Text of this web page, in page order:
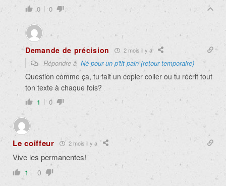
0 0
Demande de précision 2 mois il y a
Répondre à Né pour un p'tit pain (retour temporaire)
Question comme ça, tu fait un copier coller ou tu récrit tout
ton texte à chaque fois?
1 0
Le coiffeur 2 mois il y a
Vive les permanentes!
1 0